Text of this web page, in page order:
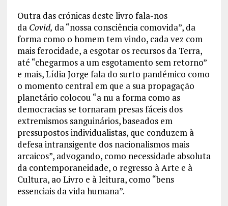
Outra das crónicas deste livro fala-nos
da Covid, da “nossa consciência comovida”, da
forma como o homem tem vindo, cada vez com
mais ferocidade, a esgotar os recursos da Terra,
até “chegarmos a um esgotamento sem retorno”
e mais, Lídia Jorge fala do surto pandémico como
o momento central em que a sua propagação
planetário colocou “a nu a forma como as
democracias se tornaram presas fáceis dos
extremismos sanguinários, baseados em
pressupostos individualistas, que conduzem à
defesa intransigente dos nacionalismos mais
arcaicos”, advogando, como necessidade absoluta
da contemporaneidade, o regresso à Arte e à
Cultura, ao Livro e à leitura, como “bens
essenciais da vida humana”.